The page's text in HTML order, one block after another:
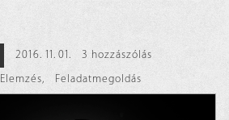
2016. 11. 01.
3 hozzászólás
Elemzés, Feladatmegoldás